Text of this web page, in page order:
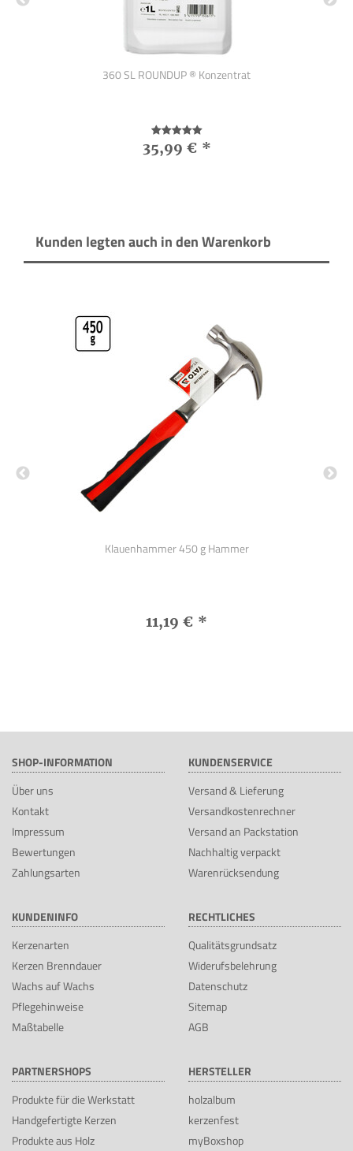
360 SL ROUNDUP ® Konzentrat
35,99 € *
Kunden legten auch in den Warenkorb
Klauenhammer 450 g Hammer
11,19 € *
SHOP-INFORMATION
Über uns
Kontakt
Impressum
Bewertungen
Zahlungsarten
KUNDENSERVICE
Versand & Lieferung
Versandkostenrechner
Versand an Packstation
Nachhaltig verpackt
Warenrücksendung
KUNDENINFO
Kerzenarten
Kerzen Brenndauer
Wachs auf Wachs
Pflegehinweise
Maßtabelle
RECHTLICHES
Qualitätsgrundsatz
Widerufsbelehrung
Datenschutz
Sitemap
AGB
PARTNERSHOPS
Produkte für die Werkstatt
Handgefertigte Kerzen
Produkte aus Holz
HERSTELLER
holzalbum
kerzenfest
myBoxshop